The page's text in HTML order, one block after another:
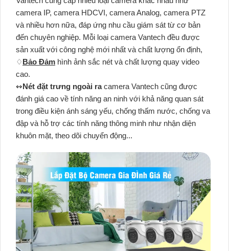
camera IP, camera HDCVI, camera Analog, camera PTZ
và nhiều hơn nữa, đáp ứng nhu cầu giám sát từ cơ bản
đến chuyên nghiệp. Mỗi loại camera Vantech đều được
sản xuất với công nghệ mới nhất và chất lượng ổn định,
♢Bảo Đảm hình ảnh sắc nét và chất lượng quay video
cao.
↭Nét đặt trưng ngoài racamera Vantech cũng được
đánh giá cao về tính năng an ninh với khả năng quan sát
trong điều kiện ánh sáng yếu, chống thấm nước, chống va
đập và hỗ trợ các tính năng thông minh như nhận diện
khuôn mặt, theo dõi chuyển động...